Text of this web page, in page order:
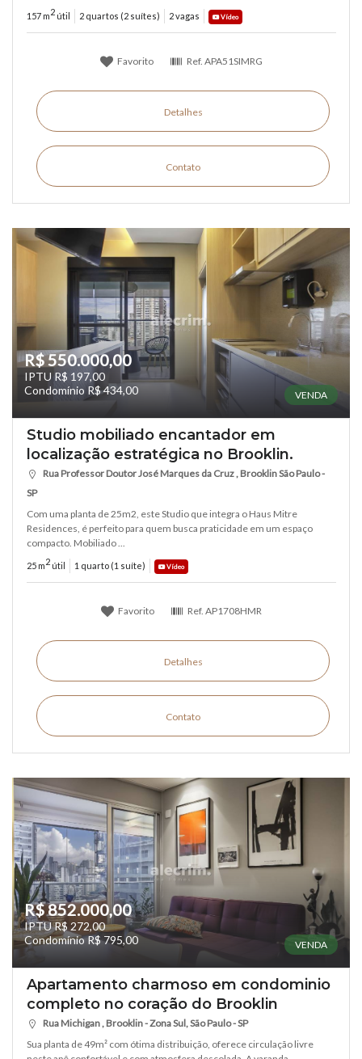
157 m2 útil 2 quartos (2 suítes) 2 vagas Vídeo
Favorito Ref. APA51SIMRG
Detalhes
Contato
R$ 550.000,00
IPTU R$ 197,00
Condomínio R$ 434,00
VENDA
Studio mobiliado encantador em
localização estratégica no Brooklin.
Rua Professor Doutor José Marques da Cruz , Brooklin São Paulo -
SP
Com uma planta de 25m2, este Studio que integra o Haus Mitre
Residences, é perfeito para quem busca praticidade em um espaço
compacto. Mobiliado ...
25 m2 útil 1 quarto (1 suíte) Vídeo
Favorito Ref. AP1708HMR
Detalhes
Contato
R$ 852.000,00
IPTU R$ 272,00
Condomínio R$ 795,00
VENDA
Apartamento charmoso em condominio
completo no coração do Brooklin
Rua Michigan , Brooklin - Zona Sul, São Paulo - SP
Sua planta de 49m² com ótima distribuição, oferece circulação livre